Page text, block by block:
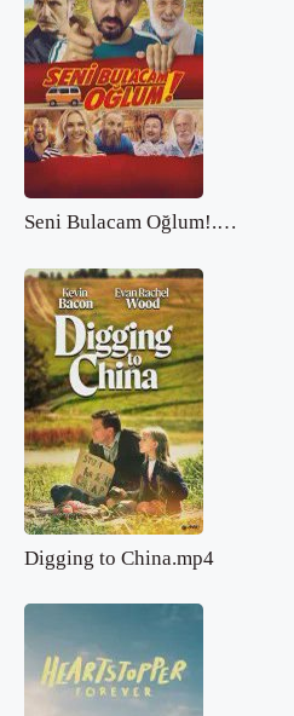
Seni Bulacam Oğlum!.mp4
Digging to China.mp4